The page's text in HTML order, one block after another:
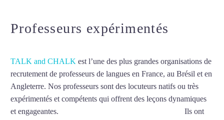
Professeurs expérimentés
TALK and CHALK est l’une des plus grandes organisations de
recrutement de professeurs de langues en France, au Brésil et en
Angleterre. Nos professeurs sont des locuteurs natifs ou très
expérimentés et compétents qui offrent des leçons dynamiques
et engageantes.
Ils ont